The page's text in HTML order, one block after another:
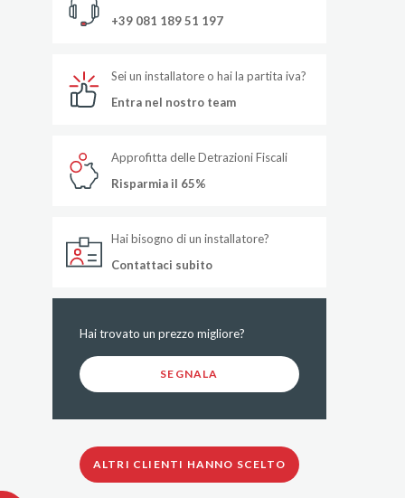
+39 081 189 51 197
Sei un installatore o hai la partita iva?
Entra nel nostro team
Approfitta delle Detrazioni Fiscali
Risparmia il 65%
Hai bisogno di un installatore?
Contattaci subito
Hai trovato un prezzo migliore?
SEGNALA
ALTRI CLIENTI HANNO SCELTO